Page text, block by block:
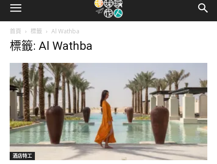
首頁 標籤 Al Wathba
標籤: Al Wathba
酒店特工